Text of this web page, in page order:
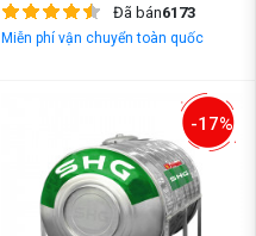
Đã bán6173
Miễn phí vận chuyển toàn quốc
-17%